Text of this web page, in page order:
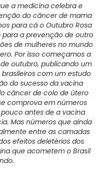
a medicina celebra e
do câncer de mama
para cá o Outubro Rosa
a prevenção de outro
de mulheres no mundo
Por isso começamos a
outubro, publicando um
com um estudo
do sucesso da vacina
câncer de colo de útero
comprova em números
antes de a vacina
Mas números que ainda
entre as camadas
efeitos deletérios dos
que acometem o Brasil